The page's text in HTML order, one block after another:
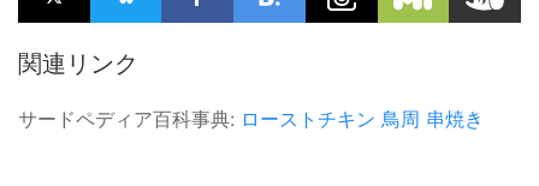
関連リンク
サードペディア百科事典: ローストチキン 鳥周 串焼き